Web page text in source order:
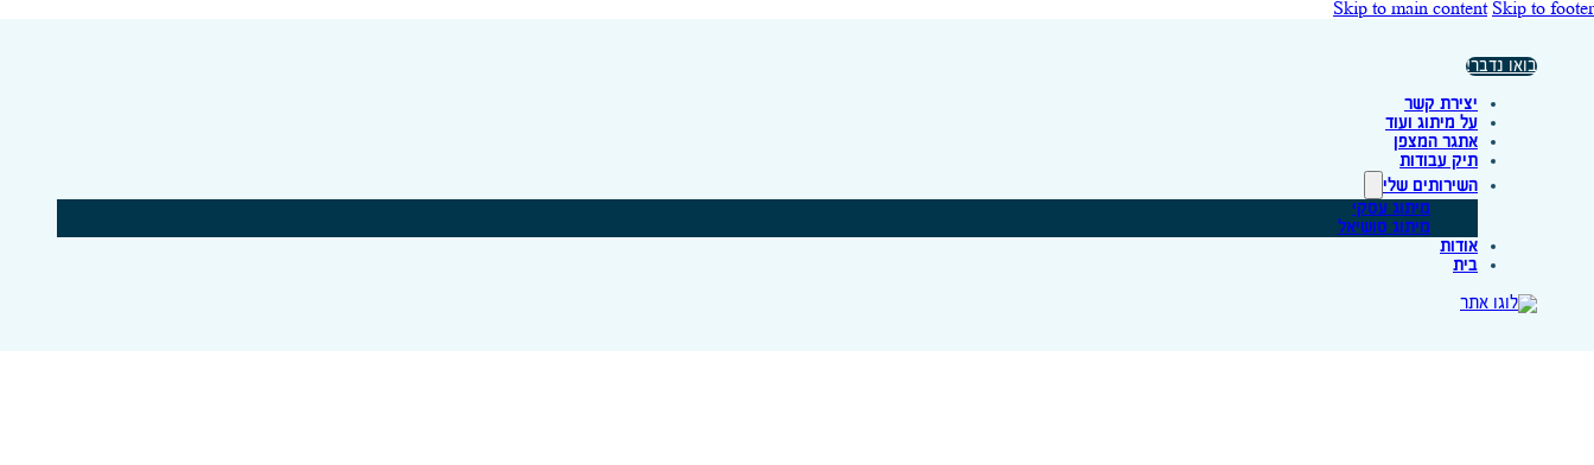
Skip to main content Skip to footer
בואו נדבר!
יצירת קשר
על מיתוג ועוד
אתגר המצפן
תיק עבודות
השירותים שלי
מיתוג עסקי
מיתוג סושיאל
אודות
בית